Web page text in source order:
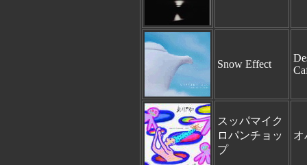
Snow Effect
スッパマイク
ロパンチョッ
プ
オ